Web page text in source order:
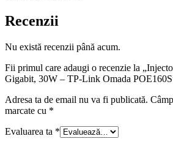
Recenzii
Nu există recenzii până acum.
Fii primul care adaugi o recenzie la
Gigabit, 30W – TP-Link Omada
Adresa ta de email nu va fi publicată.
marcate cu *
Evaluarea ta *